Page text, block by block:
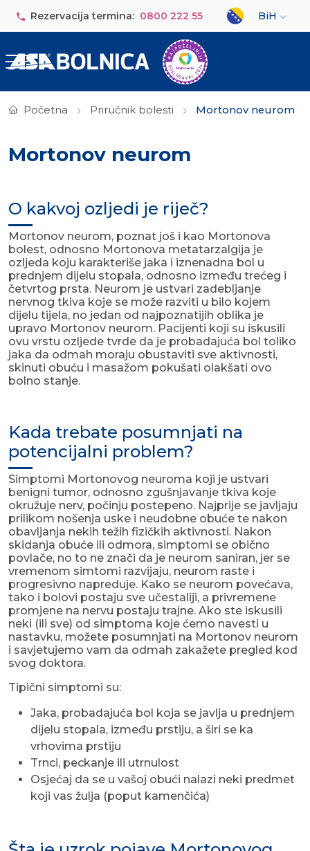
Rezervacija termina: 0800 222 55
Select your
BiH
Početna Priručnik bolesti Mortonov neurom
Mortonov neurom
O kakvoj ozljedi je riječ?
Mortonov neurom, poznat još i kao Mortonova
bolest, odnosno Mortonova metatarzalgija je
ozljeda koju karakteriše jaka i iznenadna bol u
prednjem dijelu stopala, odnosno između trećeg i
četvrtog prsta. Neurom je ustvari zadebljanje
nervnog tkiva koje se može razviti u bilo kojem
dijelu tijela, no jedan od najpoznatijih oblika je
upravo Mortonov neurom. Pacijenti koji su iskusili
ovu vrstu ozljede tvrde da je probadajuća bol toliko
jaka da odmah moraju obustaviti sve aktivnosti,
skinuti obuću i masažom pokušati olakšati ovo
bolno stanje.
Kada trebate posumnjati na
potencijalni problem?
Simptomi Mortonovog neuroma koji je ustvari
benigni tumor, odnosno zgušnjavanje tkiva koje
okružuje nerv, počinju postepeno. Najprije se javljaju
prilikom nošenja uske i neudobne obuće te nakon
obavljanja nekih težih fizičkih aktivnosti. Nakon
skidanja obuće ili odmora, simptomi se obično
povlače, no to ne znači da je neurom saniran, jer se
vremenom simtomi razvijaju, neurom raste i
progresivno napreduje. Kako se neurom povećava,
tako i bolovi postaju sve učestaliji, a privremene
promjene na nervu postaju trajne. Ako ste iskusili
neki (ili sve) od simptoma koje ćemo navesti u
nastavku, možete posumnjati na Mortonov neurom
i savjetujemo vam da odmah zakažete pregled kod
svog doktora.
Tipični simptomi su:
Jaka, probadajuća bol koja se javlja u prednjem
dijelu stopala, između prstiju, a širi se ka
vrhovima prstiju
Trnci, peckanje ili utrnulost
Osjećaj da se u vašoj obući nalazi neki predmet
koji vas žulja (poput kamenčića)